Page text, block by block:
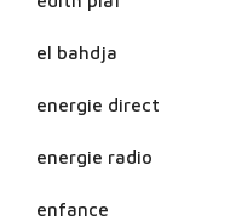
el bahdja
energie direct
energie radio
enfance